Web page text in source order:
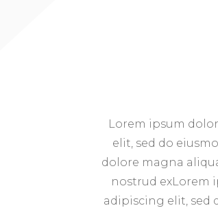
Lorem ipsum
elit, sed do
dolore magna
nostrud exLorem
adipiscing elit, sed